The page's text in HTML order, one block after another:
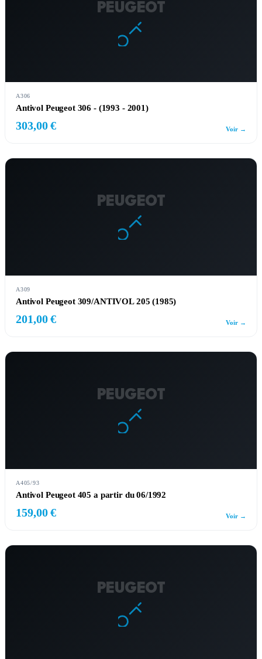
PEUGEOT
A306
Antivol Peugeot 306 - (1993 - 2001)
303,00 € Voir →
PEUGEOT
A309
Antivol Peugeot 309/ANTIVOL 205 (1985)
201,00 € Voir →
PEUGEOT
A405/93
Antivol Peugeot 405 a partir du 06/1992
159,00 € Voir →
PEUGEOT